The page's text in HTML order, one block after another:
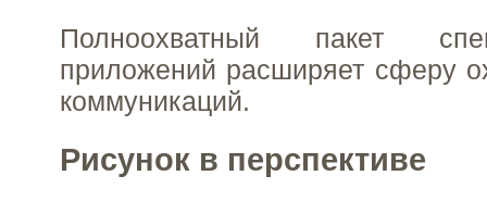
Полноохватный пакет
приложений расширяет сферу
коммуникаций.
Рисунок в перспективе